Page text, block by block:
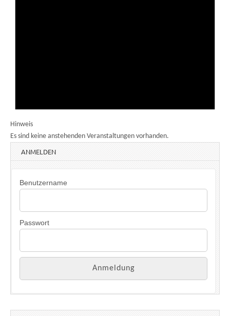
Hinweis
Es sind keine anstehenden Veranstaltungen vorhanden.
ANMELDEN
Benutzername
Passwort